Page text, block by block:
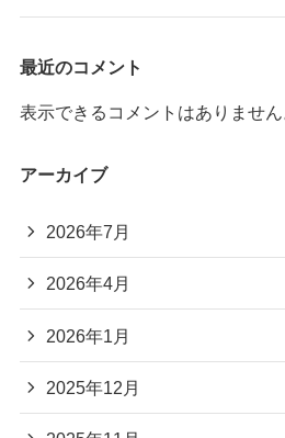
最近のコメント
表示できるコメントはありません
アーカイブ
2026年7月
2026年4月
2026年1月
2025年12月